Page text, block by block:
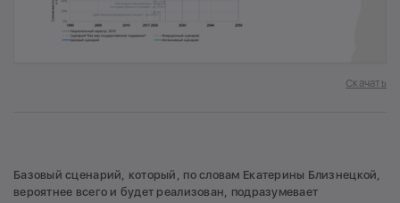
Скачать
Базовый сценарий, который, по словам Екатерины Близнецкой,
вероятнее всего и будет реализован, подразумевает